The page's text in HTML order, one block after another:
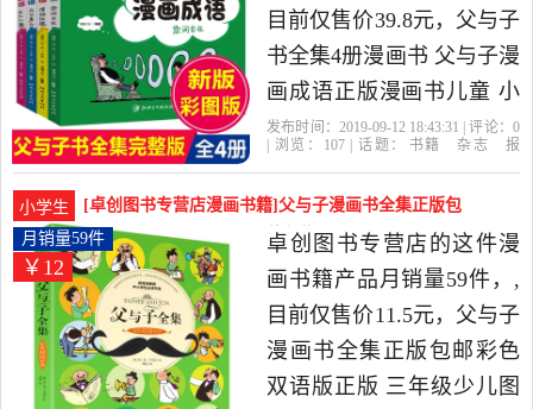
目前仅售价39.8元，父与子
书全集4册漫画书 父与子漫
画成语正版漫画书儿童 小
学生 三年级四五年级课外
笑校园搞笑完整版全套是
2019年卓创图书专营店精
选书籍,杂志,报纸当中性价
比很高的漫画书籍，由浙
江 杭州发货。
发布时间：2019-09-12 18:43:31 | 评论： 0
| 浏览：
107| 话题： 书籍 杂志
报
小学生
[卓创图书专营店漫画书籍]父与子漫画书全集正版包
邮彩色双语版正月销量59件仅售11.5元
￥12
月销量59件
卓创图书专营店的这件漫
画书籍产品月销量59件，,
目前仅售价11.5元，父与子
漫画书全集正版包邮彩色
双语版正版 三年级少儿图